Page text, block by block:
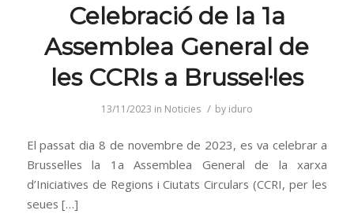
Celebració de la 1a
Assemblea General de
les CCRIs a Brussel·les
13/11/2023 in Noticies / by iduro
El passat dia 8 de novembre de 2023, es va celebrar a
Brussel·les la 1a Assemblea General de la xarxa
d’Iniciatives de Regions i Ciutats Circulars (CCRI, per les
seues […]